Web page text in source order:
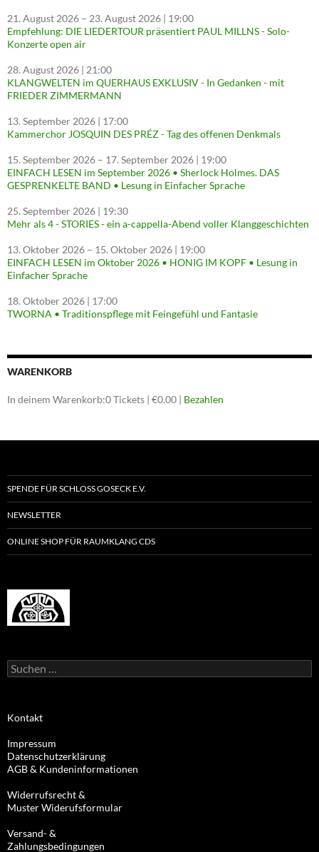
21. August 2026 – 23. August 2026 | 19:00
Empfehlung: DIE LIEDERTOUR präsentiert PAUL MILLNS - Solo-
Konzerte open air
28. August 2026 | 21:00
KLANGWELTEN im QUERHAUS EXKLUSIV - In Gedanken - mit
FRIEDER ZIMMERMANN
13. September 2026 | 17:00
Kammerchor JOSQUIN DES PRÉZ - Tag des offenen Denkmals
15. September 2026 – 17. September 2026 | 19:00
EINFACH LESEN im September 2026 • Sherlock Holmes. DAS
GESPRENKELTE BAND • Lesung in Einfacher Sprache
25. September 2026 | 19:30
Mehr als 4 - STORIES - ein a-cappella-Abend voller Klanggeschichten
13. Oktober 2026 – 15. Oktober 2026 | 19:00
EINFACH LESEN im Oktober 2026 • HONIG IM KOPF • Lesung in
Einfacher Sprache
18. Oktober 2026 | 17:00
TWORNA • Traditionspflege mit Feingefühl und Fantasie
WARENKORB
In deinem Warenkorb:0Tickets | €0.00 | Bezahlen
SPENDE FÜR SCHLOSS GOSECK E.V.
NEWSLETTER
ONLINE SHOP FÜR RAUMKLANG CDS
Suchen
nach:
Kontakt
Impressum
Datenschutzerklärung
AGB & Kundeninformationen
Widerrufsrecht &
Muster Widerufsformular
Versand- &
Zahlungsbedingungen